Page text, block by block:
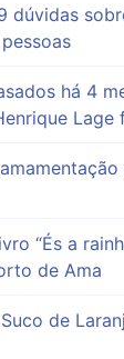
dúvidas
há 4
Lage
“És a
de Ama
de